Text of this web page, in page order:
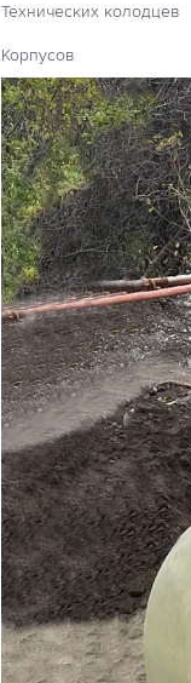
Технических колодцев
Корпусов